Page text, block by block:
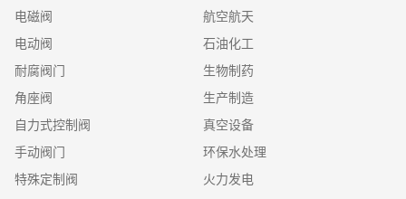
电磁阀
电动阀
耐腐阀门
角座阀
自力式控制阀
手动阀门
特殊定制阀
航空航天
石油化工
生物制药
生产制造
真空设备
环保水处理
火力发电